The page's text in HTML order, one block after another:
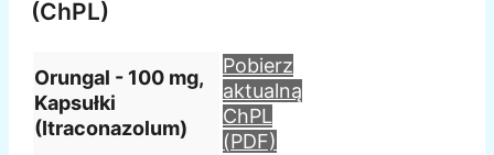
(ChPL)
Orungal - 100 mg,
Kapsułki
(Itraconazolum)
Pobierz
aktualną
ChPL
(PDF)